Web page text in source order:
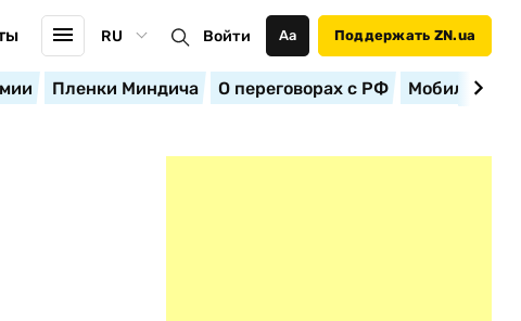
RU Войти Аа Поддержать ZN.ua
Пленки Миндича О переговорах с РФ